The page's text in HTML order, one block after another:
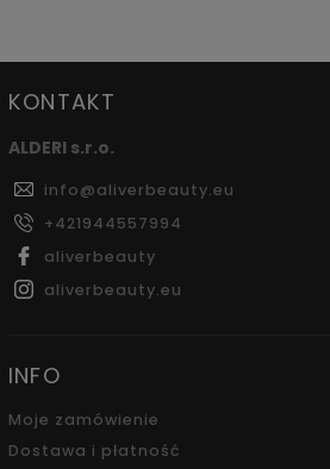
KONTAKT
ALDERI s.r.o.
info@aliverbeauty.eu
+421944557994
aliverbeauty
aliverbeauty.eu
INFO
Moje zamówienie
Dostawa i płatność